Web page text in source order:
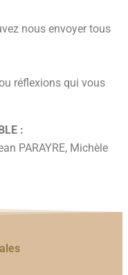
nous envoyer tous
réflexions qui vous
:
PARAYRE, Michèle